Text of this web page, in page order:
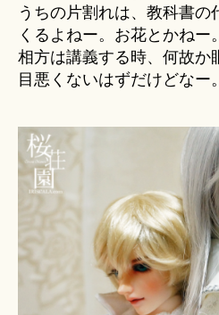
うちの片割れは、教科書の
くるよねー。お花とかねー
相方は講義する時、何故か
目悪くないはずだけどなー